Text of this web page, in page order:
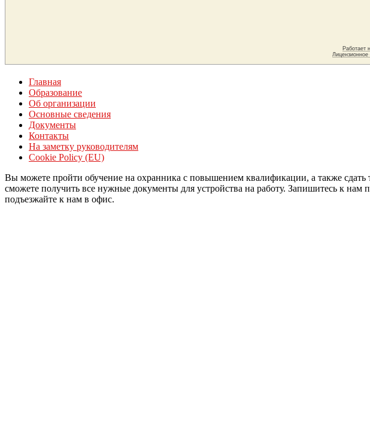
Главная
Образование
Об организации
Основные сведения
Документы
Контакты
На заметку руководителям
Cookie Policy (EU)
Вы можете пройти обучение на охранника с повышением квалификации, а также
сможете получить все нужные документы для устройства на работу. Запишитесь к
подъезжайте к нам в офис.